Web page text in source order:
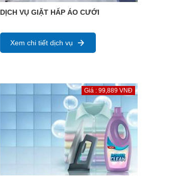
DỊCH VỤ GIẶT HẤP ÁO CƯỚI
Xem chi tiết dịch vụ
Giá : 99,889 VNĐ